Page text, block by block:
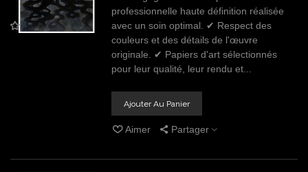
professionnelle haute définition réalisée
avec un soin optimal. ✔ Respect des
couleurs et des détails de l'œuvre
originale. ✔ Papiers d'art sélectionnés
pour leur qualité, leur rendu et...
Ajouter Au Panier
Aimer Partager